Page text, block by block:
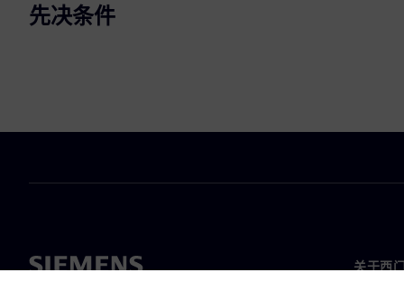
先决条件
关于西